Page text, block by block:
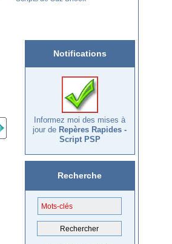
Notifications
Informez moi des mises à
jour de Repères Rapides -
Script PSP
Recherche